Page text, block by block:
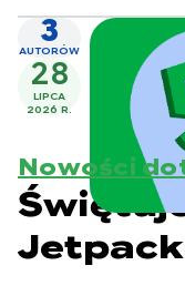
3
AUTORÓW
28
LIPCA
2026 R.
Nowości